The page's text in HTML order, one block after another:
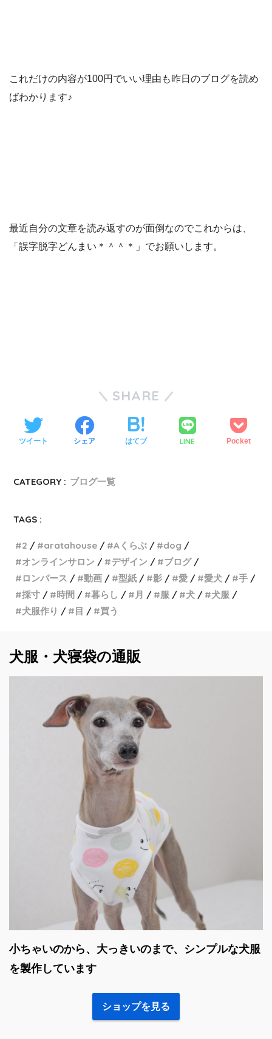
これだけの内容が100円でいい理由も昨日のブログを読め
ばわかります♪
最近自分の文章を読み返すのが面倒なのでこれからは、
「誤字脱字どんまい＊＾＾＊」でお願いします。
SHARE
ツイート シェア はてブ LINE Pocket
CATEGORY : ブログ一覧
TAGS :
2 aratahouse Aくらぶ
dog
オンラインサロン
デザイン
ブログ
ロンパース
動画 型紙 影 愛 愛犬
手
採寸
時間 暮らし 月 服 犬
犬服
犬服作り
目 買う
犬服・犬寝袋の通販
小ちゃいのから、大っきいのまで、シンプルな犬服
を製作しています
ショップを見る